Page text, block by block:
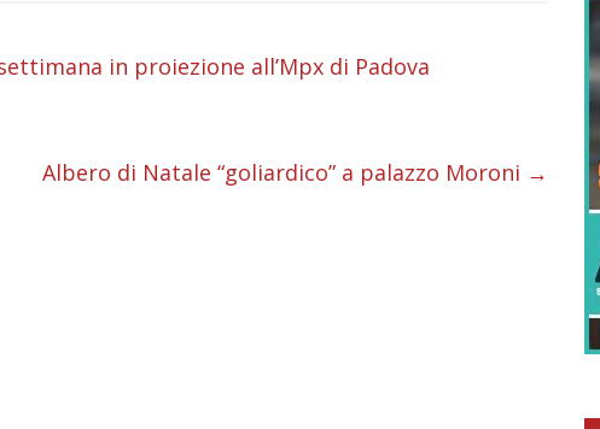
in proiezione all’Mpx di Padova
Albero di Natale “goliardico” a palazzo Moroni →